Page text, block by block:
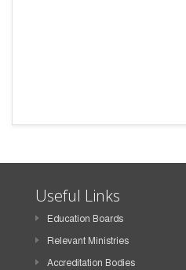
Useful Links
Education Boards
Relevant Ministries
Accreditation Bodies